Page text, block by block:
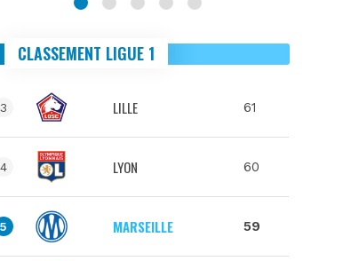
CLASSEMENT LIGUE 1
3 LILLE 61
4 LYON 60
5 MARSEILLE 59